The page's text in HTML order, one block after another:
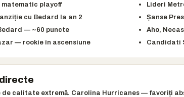
matematic playoff
cu Bedard la an 2
— ~60 puncte
— rookie în ascensiune
Lideri
Șanse
Aho,
Candidati
calitate extremă. Carolina Hurricanes — favoriți